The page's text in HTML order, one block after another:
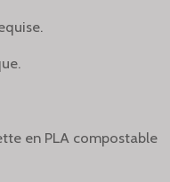
en PLA compostable